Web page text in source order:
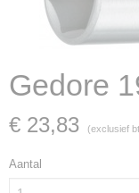
Gedore
€ 23,83 (exclusief
Aantal